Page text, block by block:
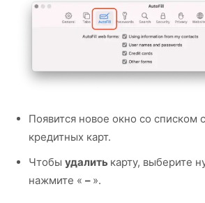
Появится новое окно со списком
кредитных карт.
Чтобы удалить карту, выберите
нажмите « – ».